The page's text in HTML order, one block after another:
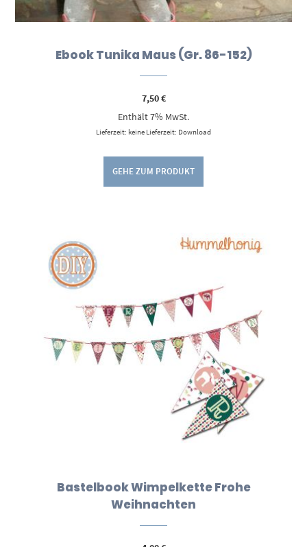
Ebook Tunika Maus (Gr. 86-152)
7,50€
Enthält 7% MwSt.
Lieferzeit: keine Lieferzeit: Download
GEHE ZUM PRODUKT
Bastelbook Wimpelkette Frohe
Weihnachten